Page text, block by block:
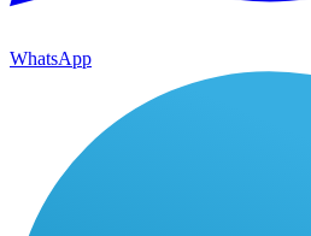
WhatsApp